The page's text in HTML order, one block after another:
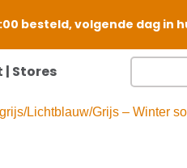
besteld, volgende dag in
Stores
Lichtblauw/Grijs – Winter